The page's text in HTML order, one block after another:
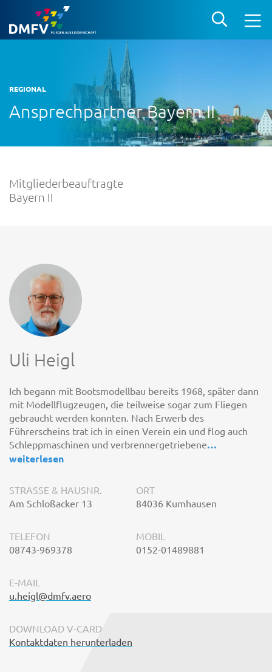
REGIONAL
Ansprechpartner Bayern II
Mitgliederbeauftragte
Bayern II
Uli Heigl
Ich begann mit Bootsmodellbau bereits 1968, später dann
mit Modellflugzeugen, die teilweise sogar zum Fliegen
gebraucht werden konnten. Nach Erwerb des
Führerscheins trat ich in einen Verein ein und flog auch
Schleppmaschinen und verbrennergetriebene…
weiterlesen
STRASSE & HAUSNR.
Am Schloßacker 13
ORT
84036 Kumhausen
TELEFON
08743-969378
MOBIL
0152-01489881
E-MAIL
u.heigl@dmfv.aero
DOWNLOAD V-CARD
Kontaktdaten herunterladen